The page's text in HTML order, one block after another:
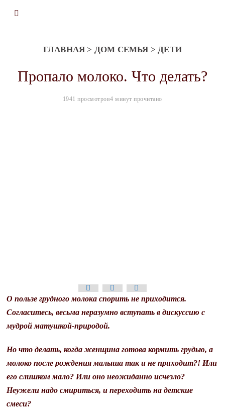
ГЛАВНАЯ > ДОМ СЕМЬЯ >ДЕТИ
Пропало молоко. Что делать?
1941 просмотров4 минут прочитано
О пользе грудного молока спорить не приходится.
Согласитесь, весьма неразумно вступать в дискуссию с
мудрой матушкой-природой.
Но что делать, когда женщина готова кормить грудью, а
молоко после рождения малыша так и не приходит?! Или
его слишком мало? Или оно неожиданно исчезло?
Неужели надо смириться, и переходить на детские
смеси?